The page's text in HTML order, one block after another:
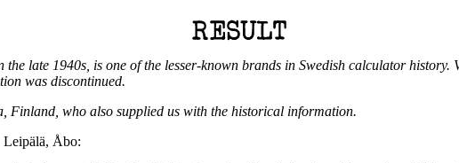
late 1940s, is one of the lesser-known brands in Swedish calculator
was discontinued.
Finland, who also supplied us with the historical information.
Leipälä, Åbo: